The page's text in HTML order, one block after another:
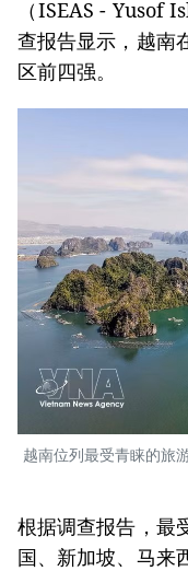
（ISEAS - Yusof
查报告显示，越南
区前四强。
越南位列最受青睐的旅
根据调查报告，最
国、新加坡、马来